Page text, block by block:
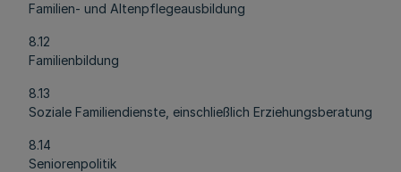
Familien- und Altenpflegeausbildung
8.12
Familienbildung
8.13
Soziale Familiendienste, einschließlich Erziehungsberatung
8.14
Seniorenpolitik